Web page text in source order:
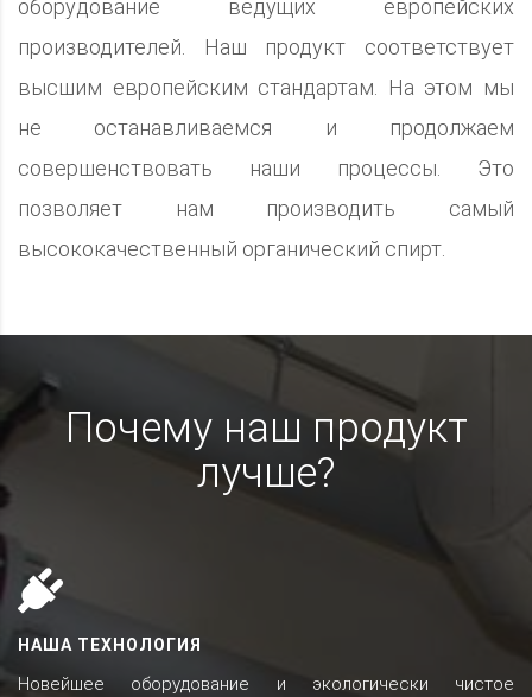
оборудование ведущих европейских
производителей. Наш продукт соответствует
высшим европейским стандартам. На этом мы
не останавливаемся и продолжаем
совершенствовать наши процессы. Это
позволяет нам производить самый
высококачественный органический спирт.
Почему наш продукт
лучше?
НАША ТЕХНОЛОГИЯ
Новейшее оборудование и экологически чистое